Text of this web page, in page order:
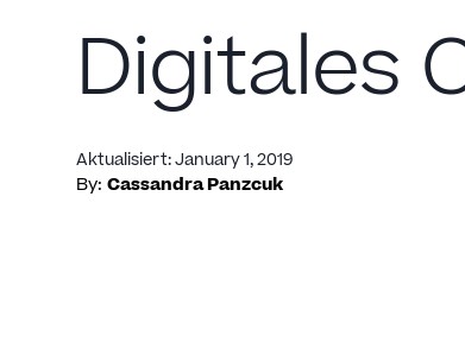
Digitales
Aktualisiert:January 1, 2019
By: Cassandra Panzcuk